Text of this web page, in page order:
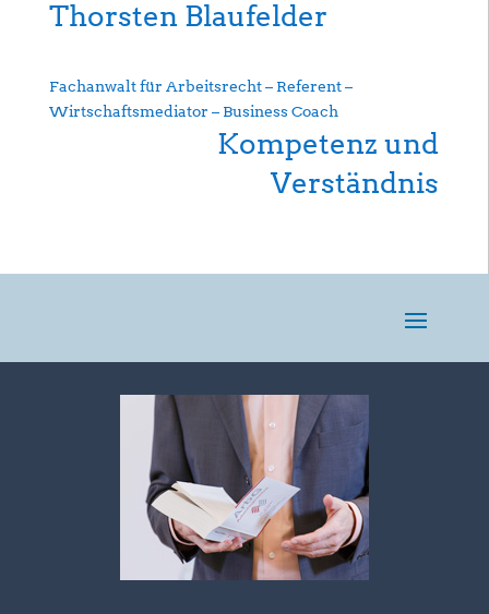
Thorsten Blaufelder
Fachanwalt für Arbeitsrecht – Referent –
Wirtschaftsmediator – Business Coach
Kompetenz und
Verständnis